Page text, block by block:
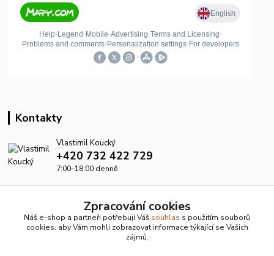
Kontakty
Vlastimil Koucký
+420 732 422 729
7:00–18:00 denně
Zpracování cookies
Náš e-shop a partneři potřebují Váš souhlas s použitím souborů
cookies, aby Vám mohli zobrazovat informace týkající se Vašich
zájmů.